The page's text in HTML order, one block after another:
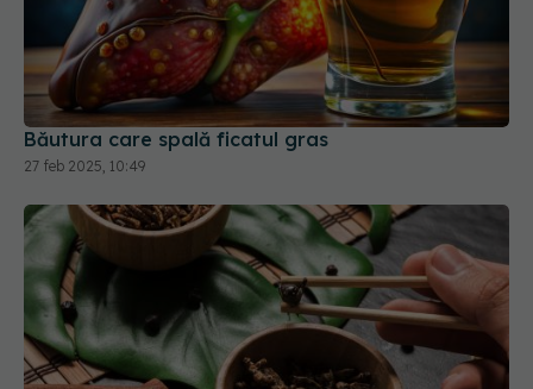
Băutura care spală ficatul gras
27 feb 2025, 10:49